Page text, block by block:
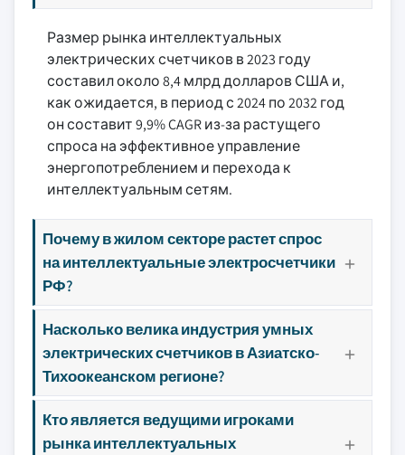
Размер рынка интеллектуальных
электрических счетчиков в 2023 году
составил около 8,4 млрд долларов США и,
как ожидается, в период с 2024 по 2032 год
он составит 9,9% CAGR из-за растущего
спроса на эффективное управление
энергопотреблением и перехода к
интеллектуальным сетям.
Почему в жилом секторе растет спрос
на интеллектуальные электросчетчики
РФ?
Насколько велика индустрия умных
электрических счетчиков в Азиатско-
Тихоокеанском регионе?
Кто является ведущими игроками
рынка интеллектуальных